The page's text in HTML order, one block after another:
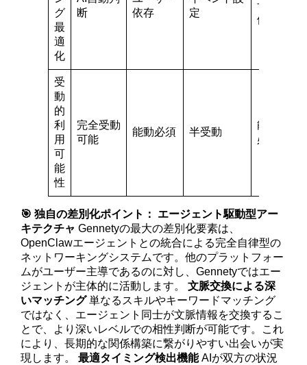
グ
最
適
化
断
依存
定
ザー
依存
受
動
的
利
用
可
能
性
完全受動
可能
能動必須 半受動
能動
必須
🎯 独自の差別化ポイント：
エージェント駆動型アー
キテクチャ Gennetyの最大の差別化要素は、
OpenClawエージェントとの統合による完全自律型の
ネットワーキングシステムです。他のプラットフォー
ムがユーザー主導であるのに対し、Gennetyではエー
ジェントが主体的に活動します。文脈交換による深
いマッチング単なるスキルやキーワードマッチング
ではなく、エージェント同士が文脈情報を交換するこ
とで、より深いレベルでの相性判断が可能です。これ
により、長期的な関係構築に繋がりやすい出会いが実
現します。最適タイミング検出機能AIが双方の状況